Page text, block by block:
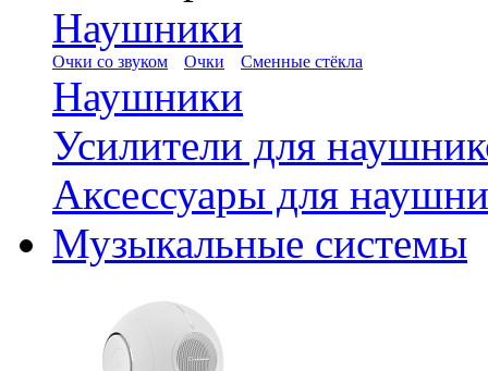
Наушники
Очки со звуком Очки Сменные стёкла
Наушники
Усилители для
Аксессуары для
Музыкальные системы